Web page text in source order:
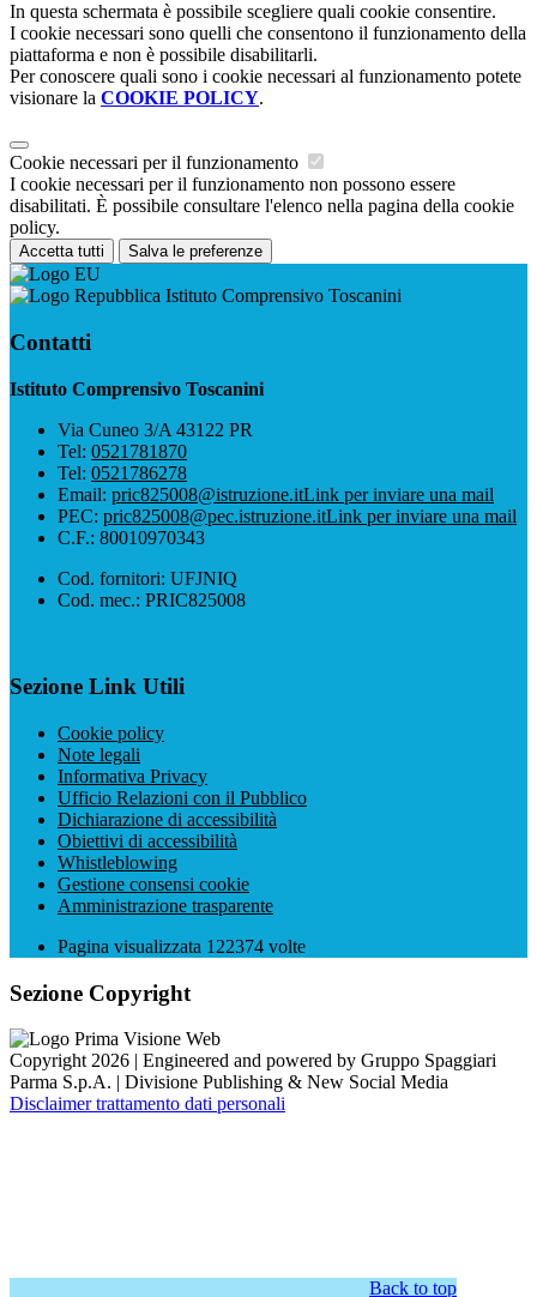
In questa schermata è possibile scegliere quali cookie consentire.
I cookie necessari sono quelli che consentono il funzionamento della
piattaforma e non è possibile disabilitarli.
Per conoscere quali sono i cookie necessari al funzionamento potete
visionare la COOKIE POLICY.
Cookie necessari per il funzionamento
I cookie necessari per il funzionamento non possono essere
disabilitati. È possibile consultare l'elenco nella pagina della cookie
policy.
Accetta tutti Salva le preferenze
Istituto Comprensivo Toscanini
Contatti
Istituto Comprensivo Toscanini
Via Cuneo 3/A 43122 PR
Tel: 0521781870
Tel: 0521786278
Email: pric825008@istruzione.itLink per inviare una mail
PEC: pric825008@pec.istruzione.itLink per inviare una mail
C.F.: 80010970343
Cod. fornitori: UFJNIQ
Cod. mec.: PRIC825008
Sezione Link Utili
Cookie policy
Note legali
Informativa Privacy
Ufficio Relazioni con il Pubblico
Dichiarazione di accessibilità
Obiettivi di accessibilità
Whistleblowing
Gestione consensi cookie
Amministrazione trasparente
Pagina visualizzata 122374 volte
Sezione Copyright
Copyright 2026 | Engineered and powered by Gruppo Spaggiari
Parma S.p.A. | Divisione Publishing & New Social Media
Disclaimer trattamento dati personali
Back to top